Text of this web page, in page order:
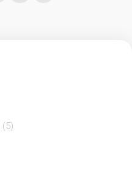
(5)